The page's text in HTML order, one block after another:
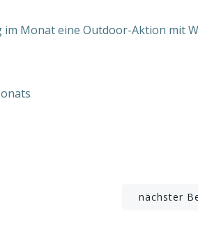
Monat eine Outdoor-Aktion mit
nächster